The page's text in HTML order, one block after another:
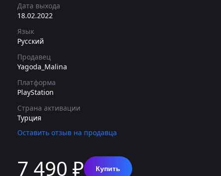
Дата выхода
18.02.2022
Язык
Русский
Продавец
Yagoda_Malina
Платформа
PlayStation
Страна активации
Турция
Оставить отзыв на продавца
7 490 ₽ Купить